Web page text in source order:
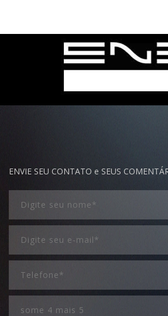
ENVIE SEU CONTATO e SEUS